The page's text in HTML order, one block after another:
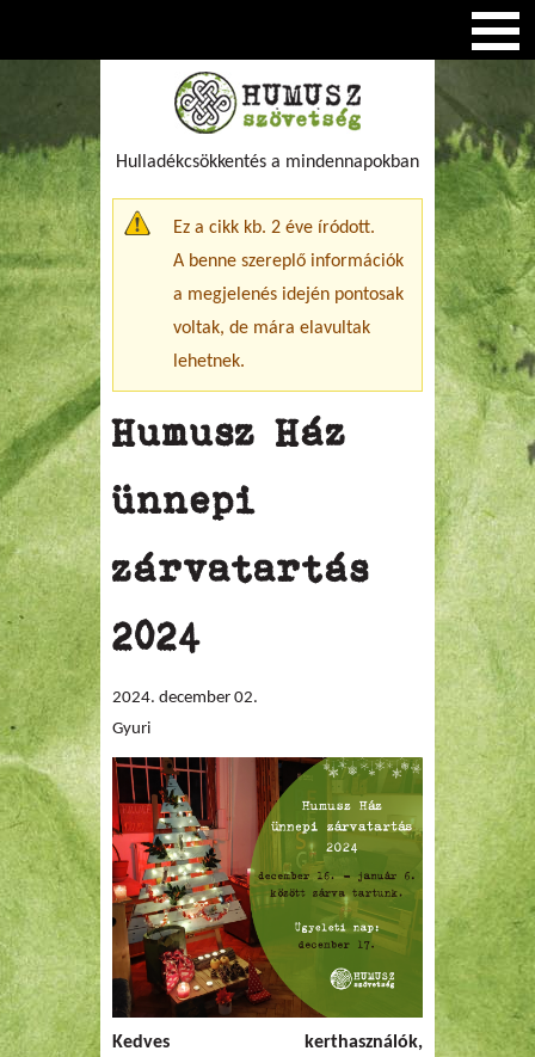
Hulladékcsökkentés a mindennapokban
Figyelmeztető üzenet
Ez a cikk kb. 2 éve íródott.
A benne szereplő információk
a megjelenés idején pontosak
voltak, de mára elavultak
lehetnek.
Humusz Ház
ünnepi
zárvatartás
2024
2024. december 02.
Gyuri
Kedves kerthasználók,